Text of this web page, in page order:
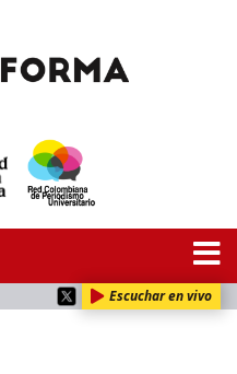
Escuchar en vivo